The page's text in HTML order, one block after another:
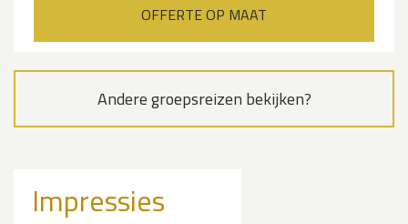
OFFERTE OP MAAT
Andere groepsreizen bekijken?
Impressies